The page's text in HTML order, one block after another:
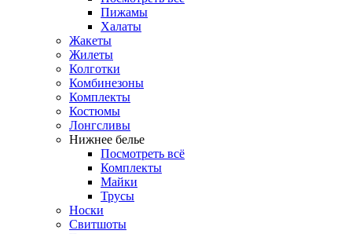
Пижамы
Халаты
Жакеты
Жилеты
Колготки
Комбинезоны
Комплекты
Костюмы
Лонгсливы
Нижнее белье
Посмотреть всё
Комплекты
Майки
Трусы
Носки
Свитшоты